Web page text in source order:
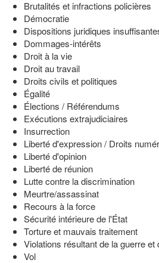
Brutalités et infractions policières
Démocratie
Dispositions juridiques
Dommages-intérêts
Droit à la vie
Droit au travail
Droits civils et politiques
Égalité
Élections / Référendums
Exécutions extrajudiciaires
Insurrection
Liberté d'expression / Droits
Liberté d'opinion
Liberté de réunion
Lutte contre la discrimination
Meurtre/assassinat
Recours à la force
Sécurité intérieure de l'État
Torture et mauvais traitement
Violations résultant de la guerre
Vol